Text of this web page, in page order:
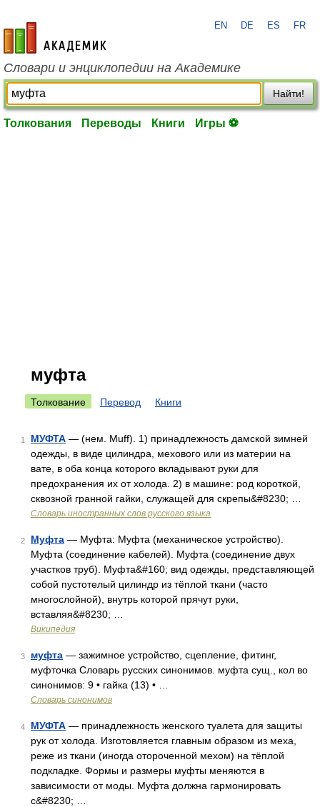
academic.ru
EN DE ES FR
Словари и энциклопедии на Академике
Найти!
Толкования Переводы Книги Игры ⚽
муфта
Толкование Перевод Книги
1 МУФТА — (нем. Muff). 1) принадлежность дамской зимней
одежды, в виде цилиндра, мехового или из материи на
вате, в оба конца которого вкладывают руки для
предохранения их от холода. 2) в машине: род короткой,
сквозной гранной гайки, служащей для скрепы&#8230; …
Словарь иностранных слов русского языка
2 Муфта — Муфта: Муфта (механическое устройство).
Муфта (соединение кабелей). Муфта (соединение двух
участков труб). Муфта&#160; вид одежды, представляющей
собой пустотелый цилиндр из тёплой ткани (часто
многослойной), внутрь которой прячут руки,
вставляя&#8230; …
Википедия
3 муфта — зажимное устройство, сцепление, фитинг,
муфточка Словарь русских синонимов. муфта сущ., кол во
синонимов: 9 • гайка (13) • …
Словарь синонимов
4 МУФТА — принадлежность женского туалета для защиты
рук от холода. Изготовляется главным образом из меха,
реже из ткани (иногда отороченной мехом) на тёплой
подкладке. Формы и размеры муфты меняются в
зависимости от моды. Муфта должна гармонировать
с&#8230; …